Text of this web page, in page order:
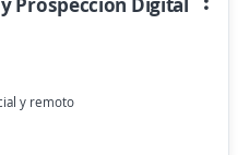
y remoto